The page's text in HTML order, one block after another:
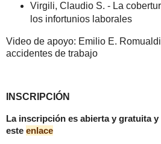
Virgili, Claudio S. - La
los infortunios laborales
Video de apoyo: Emilio E.
accidentes de trabajo
INSCRIPCIÓN
La inscripción es abierta y gratuita
este enlace